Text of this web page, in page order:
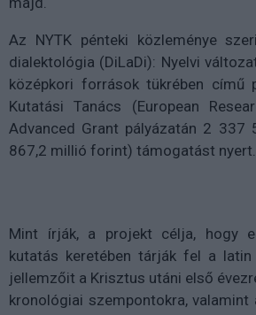
Az NYTK pénteki közleménye
dialektológia (DiLaDi): Nyelvi
középkori források tükrében című
Kutatási Tanács (European
Advanced Grant pályázatán 2 337
867,2 millió forint) támogatást nyert.
Mint írják, a projekt célja, hogy
kutatás keretében tárják fel a latin
jellemzőit a Krisztus utáni első
kronológiai szempontokra,